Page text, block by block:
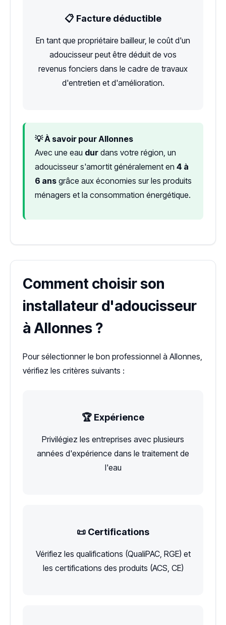
📋 Facture déductible
En tant que propriétaire bailleur, le coût d'un
adoucisseur peut être déduit de vos
revenus fonciers dans le cadre de travaux
d'entretien et d'amélioration.
💡 À savoir pour Allonnes
Avec une eau dur dans votre région, un
adoucisseur s'amortit généralement en 4 à
6 ans grâce aux économies sur les produits
ménagers et la consommation énergétique.
Comment choisir son
installateur d'adoucisseur
à Allonnes ?
Pour sélectionner le bon professionnel à Allonnes,
vérifiez les critères suivants :
🏆 Expérience
Privilégiez les entreprises avec plusieurs
années d'expérience dans le traitement de
l'eau
📜 Certifications
Vérifiez les qualifications (QualiPAC, RGE) et
les certifications des produits (ACS, CE)